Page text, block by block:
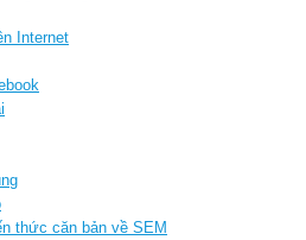
Internet
thức căn bản về SEM